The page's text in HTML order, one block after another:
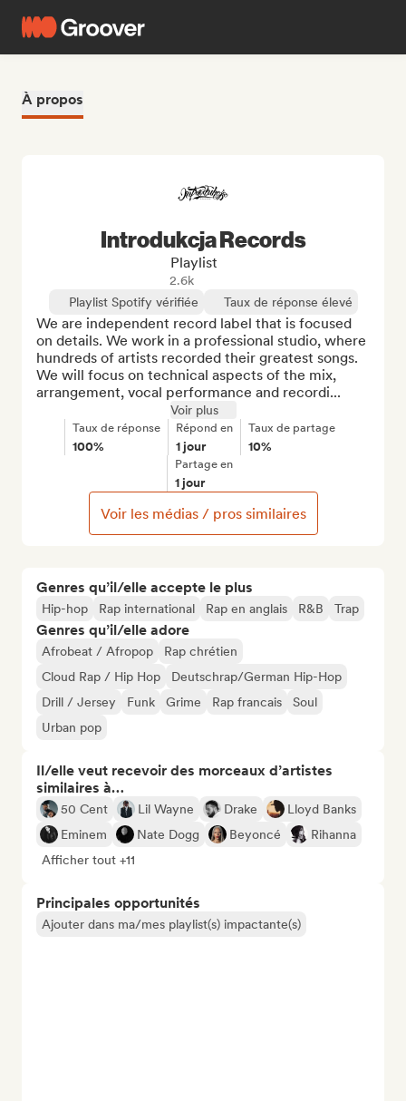
À propos
Genres qu’il/elle accepte le plus
Hip-hop Rap international Rap en anglais R&B Trap
Genres qu’il/elle adore
Afrobeat / Afropop
Rap chrétien
Cloud Rap / Hip Hop
Deutschrap/German Hip-Hop
Drill / Jersey
Funk Grime Rap francais
Soul
Urban pop
Il/elle veut recevoir des morceaux d’artistes
similaires à…
50 Cent Lil Wayne Drake
Lloyd Banks
Eminem
Nate Dogg Beyoncé
Rihanna
Afficher tout +11
Principales opportunités
Ajouter dans ma/mes playlist(s) impactante(s)
Introdukcja Records
Playlist
2.6k
Playlist Spotify vérifiée
Taux de réponse élevé
We are independent record label that is focused
on details. We work in a professional studio, where
hundreds of artists recorded their greatest songs.
We will focus on technical aspects of the mix,
arrangement, vocal performance and recordi...
Voir plus
Taux de réponse
100%
Répond en
1 jour
Taux de partage
10%
Partage en
1 jour
Voir les médias / pros similaires